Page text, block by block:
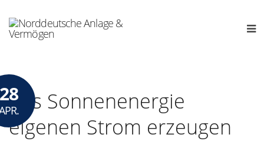
Aus Sonnenenergie
eigenen Strom erzeugen